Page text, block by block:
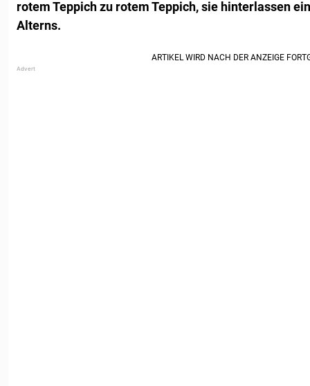
rotem Teppich zu rotem Teppich, sie hinterlassen
Alterns.